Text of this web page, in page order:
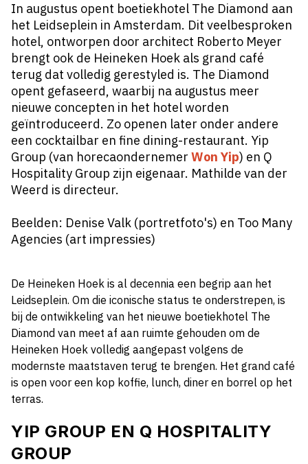
In augustus opent boetiekhotel The Diamond aan
het Leidseplein in Amsterdam. Dit veelbesproken
hotel, ontworpen door architect Roberto Meyer
brengt ook de Heineken Hoek als grand café
terug dat volledig gerestyled is. The Diamond
opent gefaseerd, waarbij na augustus meer
nieuwe concepten in het hotel worden
geïntroduceerd. Zo openen later onder andere
een cocktailbar en fine dining-restaurant. Yip
Group (van horecaondernemer Won Yip) en Q
Hospitality Group zijn eigenaar. Mathilde van der
Weerd is directeur.
Beelden: Denise Valk (portretfoto's) en Too Many
Agencies (art impressies)
De Heineken Hoek is al decennia een begrip aan het
Leidseplein. Om die iconische status te onderstrepen, is
bij de ontwikkeling van het nieuwe boetiekhotel The
Diamond van meet af aan ruimte gehouden om de
Heineken Hoek volledig aangepast volgens de
modernste maatstaven terug te brengen. Het grand café
is open voor een kop koffie, lunch, diner en borrel op het
terras.
YIP GROUP EN Q HOSPITALITY
GROUP